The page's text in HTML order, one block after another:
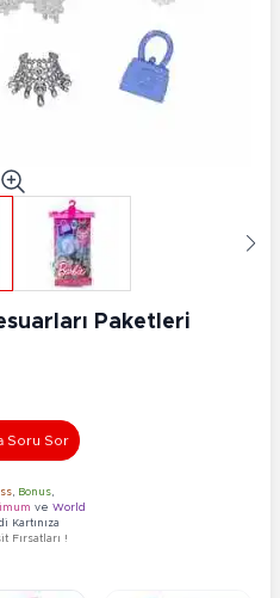
Paketleri
Soru Sor
Bonus
ve World
Kartınıza
Fırsatları !